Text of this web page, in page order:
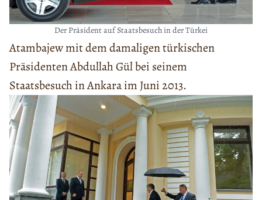
Der Präsident auf Staatsbesuch in der Türkei
Atambajew mit dem damaligen türkischen
Präsidenten Abdullah Gül bei seinem
Staatsbesuch in Ankara im Juni 2013.